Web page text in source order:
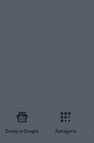
Dodaj w Google Kategorie